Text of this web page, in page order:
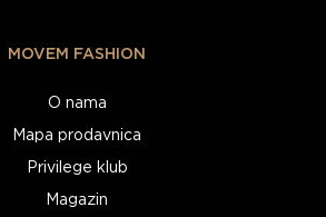
MOVEM FASHION
O nama
Mapa prodavnica
Privilege klub
Magazin